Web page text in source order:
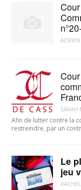
SARAH
Afin de lutter contre la
restreindre, par un
Le
jeu